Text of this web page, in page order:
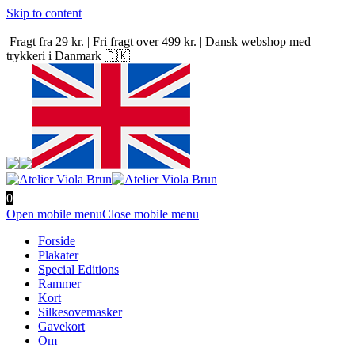
Skip to content
Fragt fra 29 kr. | Fri fragt over 499 kr. | Dansk webshop med
trykkeri i Danmark 🇩🇰
0
Open mobile menuClose mobile menu
Forside
Plakater
Special Editions
Rammer
Kort
Silkesovemasker
Gavekort
Om